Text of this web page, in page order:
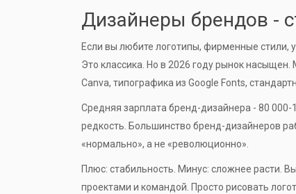
Дизайнеры брендов -
Если вы любите логотипы, фирменные стили,
Это классика. Но в 2026 году рынок
Canva, типографика из Google Fonts,
Средняя зарплата бренд-дизайнера - 80 000-
редкость. Большинство бренд-дизайнеров
«нормально», а не «революционно».
Плюс: стабильность. Минус: сложнее расти.
проектами и командой. Просто рисовать